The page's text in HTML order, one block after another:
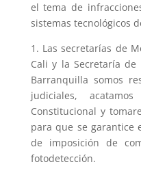
el tema de
sistemas tecnológicos
1. Las secretarías de
Cali y la Secretaría
Barranquilla somos
judiciales,
Constitucional y
para que se garantice
de imposición de
fotodetección.